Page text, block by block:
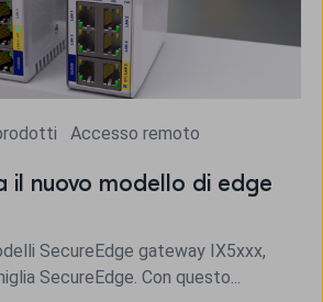
Accesso remoto
il nuovo modello di edge
SecureEdge gateway IX5xxx,
SecureEdge. Con questo...